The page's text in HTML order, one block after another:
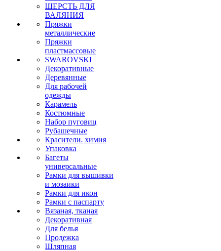
ШЕРСТЬ ДЛЯ
ВАЛЯНИЯ
Пряжки
металлические
Пряжки
пластмассовые
SWAROVSKI
Декоративные
Деревянные
Для рабочей
одежды
Карамель
Костюмные
Набор пуговиц
Рубашечные
Красители. химия
Упаковка
Багеты
универсальные
Рамки для вышивки
и мозаики
Рамки для икон
Рамки с паспарту
Вязаная, тканая
Декоративная
Для белья
Продежка
Шляпная